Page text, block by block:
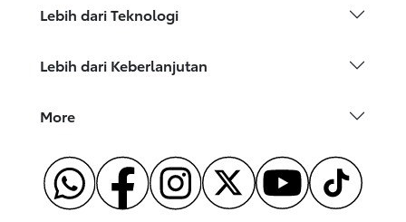
Lebih dari Teknologi
Lebih dari Keberlanjutan
More